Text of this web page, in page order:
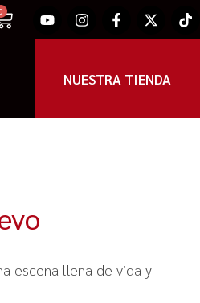
NUESTRA TIENDA
escena llena de vida y